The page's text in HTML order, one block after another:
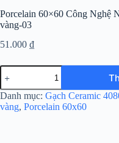
Porcelain 60×60 Công Nghệ
vàng-03
51.000 ₫
Danh mục: Gạch Ceramic
vàng, Porcelain 60x60